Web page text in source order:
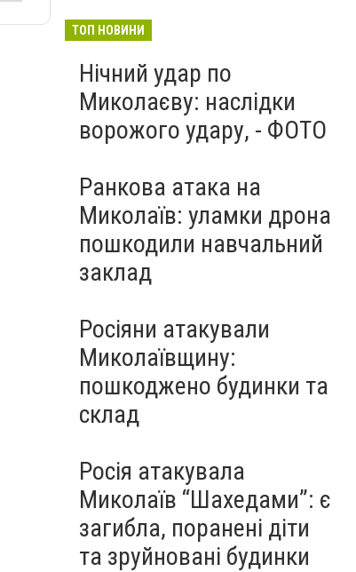
ТОП НОВИНИ
Нічний удар по
Миколаєву: наслідки
ворожого удару, - ФОТО
Ранкова атака на
Миколаїв: уламки дрона
пошкодили навчальний
заклад
Росіяни атакували
Миколаївщину:
пошкоджено будинки та
склад
Росія атакувала
Миколаїв “Шахедами”: є
загибла, поранені діти
та зруйновані будинки